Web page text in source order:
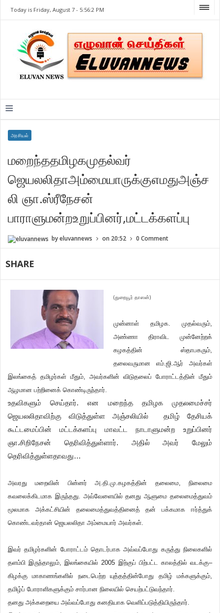
Today is Friday, August 7 - 5:56:2 PM
≡
அரசியல்
மறைந்ததமிழகமுதல்வர்
ஜெயலலிதாஅம்மையாருக்குஎமதுஅஞ்ச
லி ஞா.ஸ்ரீநேசன்
பாராளுமன்றஉறுப்பினர்,மட்டக்களப்பு
byeluvannews on 20:52 0 Comment
SHARE
(துறையூர் தாஸன்)
முன்னாள் தமிழக. முதல்வரும்,
அண்ணா திராவிட முன்னேற்றக்
கழகத்தின் ஸ்தாபகரும்,
தலைவருமான எம்.ஜி.ஆர் அவர்கள்
இலங்கைத் தமிழர்கள் மீதும், அவர்களின் விடுதலைப் போராட்டத்தின் மீதும்
ஆழமான பற்றினைக் கொண்டிருந்தார்.
உதவிகளும் செய்தார். என மறைந்த தமிழக முதலமைச்சர்
ஜெயலலிதாவிற்கு விடுத்துள்ள அஞ்சலியில் தமிழ் தேசியக்
கூட்டமைப்பின் மட்டக்களப்பு மாவட்ட நாடாளுமன்ற உறுப்பினர்
ஞா.சிறிநேசன் தெரிவித்துள்ளார். அதில் அவர் மேலும்
தெரிவித்துள்ளதாவது…
அவரது மறைவின் பின்னர் அ.தி.மு.கழகத்தின் தலைமை, நிலைமை
கவலைக்கிடமாக இருந்தது. அவ்வேளையில் தனது ஆளுமை தலைமைத்துவம்
மூலமாக அக்கட்சியின் தலைமைத்துவத்தினைத் தன் பக்கமாக ஈர்த்துக்
கொண்டவர்தான் ஜெயலலிதா அம்மையார் அவர்கள்.
இவர் தமிழர்களின் போராட்டம் தொடர்பாக அவ்வப்போது கருத்து நிலைகளில்
தளம்பி இருந்தாலும், இலங்கையில் 2005 இற்குப் பிற்பட்ட காலத்தில் வடக்கு–
கிழக்கு மாகாணங்களில் நடைபெற்ற யுத்தத்தின்போது தமிழ் மக்களுக்கும்,
தமிழ்ப் போராளிகளுக்கும் சார்பான நிலையில் செயற்பட்டுவந்தார்.
தனது அக்கறையை அவ்வப்போது கனதியாக வெளிப்படுத்தியிருந்தார்.